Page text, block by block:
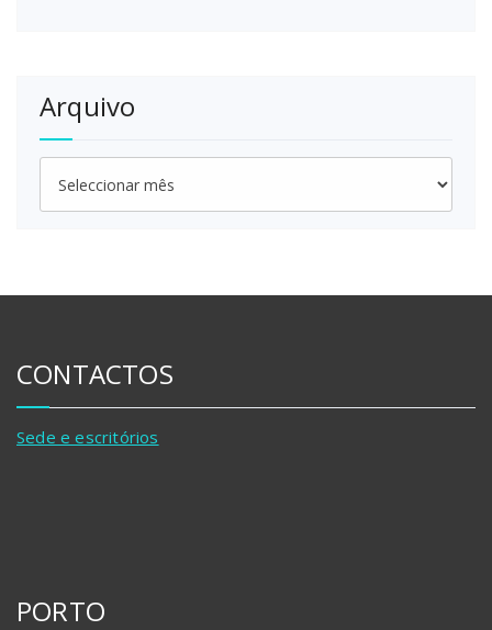
Arquivo
CONTACTOS
Sede e escritórios
PORTO